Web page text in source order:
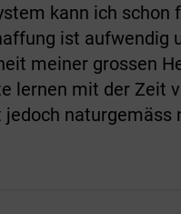
kann ich schon
ist aufwendig
meiner grossen
lernen mit der Zeit
jedoch naturgemäss